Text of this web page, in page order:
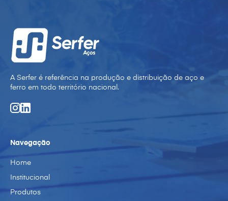
A Serfer é referência na produção e distribuição de aço e
ferro em todo território nacional.
Navegação
Home
Institucional
Produtos